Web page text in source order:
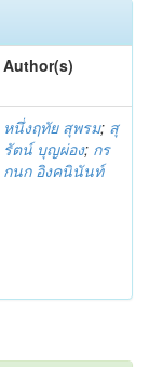
Author(s)
หนึ่งฤทัย สุพรม; สุ
รัตน์ บุญผ่อง; กร
กนก อิงคนินันท์